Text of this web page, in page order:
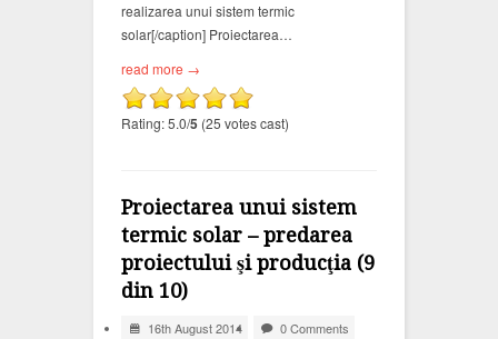
realizarea unui sistem termic
solar[/caption] Proiectarea…
read more →
Rating: 5.0/5 (25 votes cast)
Proiectarea unui sistem
termic solar – predarea
proiectului şi producţia (9
din 10)
16th August 2014 0 Comments